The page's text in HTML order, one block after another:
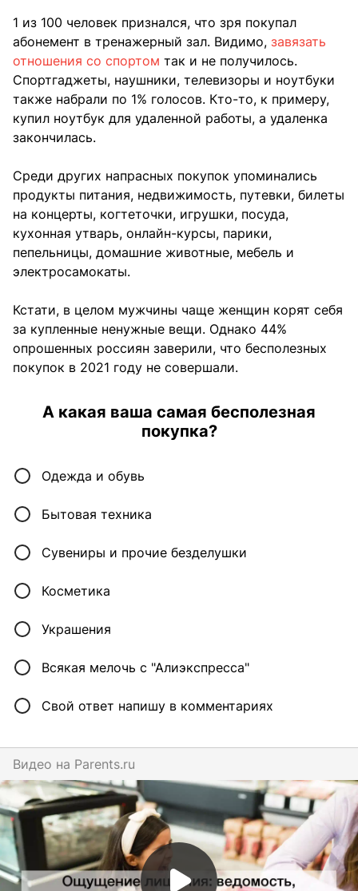
1 из 100 человек признался, что зря покупал
абонемент в тренажерный зал. Видимо, завязать
отношения со спортом так и не получилось.
Спортгаджеты, наушники, телевизоры и ноутбуки
также набрали по 1% голосов. Кто-то, к примеру,
купил ноутбук для удаленной работы, а удаленка
закончилась.
Среди других напрасных покупок упоминались
продукты питания, недвижимость, путевки, билеты
на концерты, когтеточки, игрушки, посуда,
кухонная утварь, онлайн-курсы, парики,
пепельницы, домашние животные, мебель и
электросамокаты.
Кстати, в целом мужчины чаще женщин корят себя
за купленные ненужные вещи. Однако 44%
опрошенных россиян заверили, что бесполезных
покупок в 2021 году не совершали.
А какая ваша самая бесполезная
покупка?
Одежда и обувь
Бытовая техника
Сувениры и прочие безделушки
Косметика
Украшения
Всякая мелочь с "Алиэкспресса"
Свой ответ напишу в комментариях
Видео на parents.ru